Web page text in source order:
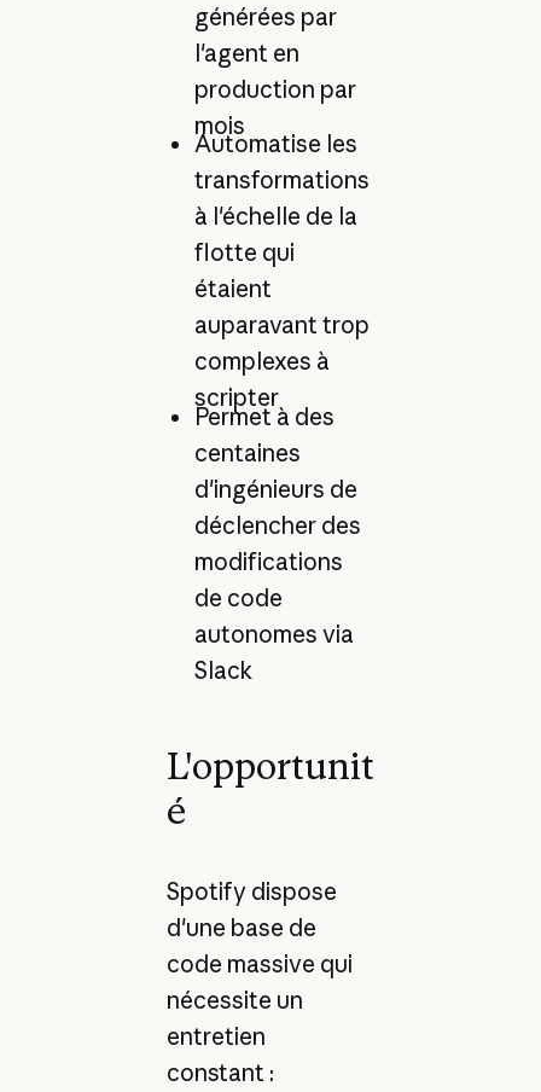
générées par
l'agent en
production par
mois
Automatise les
transformations
à l'échelle de la
flotte qui
étaient
auparavant trop
complexes à
scripter
Permet à des
centaines
d'ingénieurs de
déclencher des
modifications
de code
autonomes via
Slack
L'opportunit
é
Spotify dispose
d'une base de
code massive qui
nécessite un
entretien
constant :